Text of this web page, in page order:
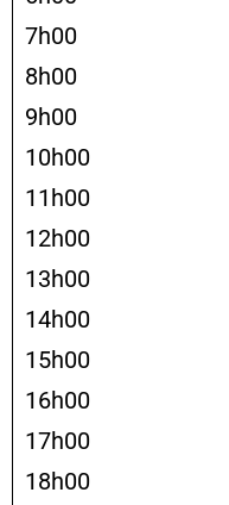
7h00
8h00
9h00
10h00
11h00
12h00
13h00
14h00
15h00
16h00
17h00
18h00